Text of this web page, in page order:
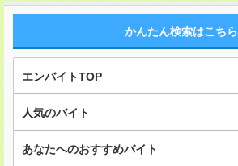
かんたん検索はこちら
エンバイトTOP
人気のバイト
あなたへのおすすめバイト